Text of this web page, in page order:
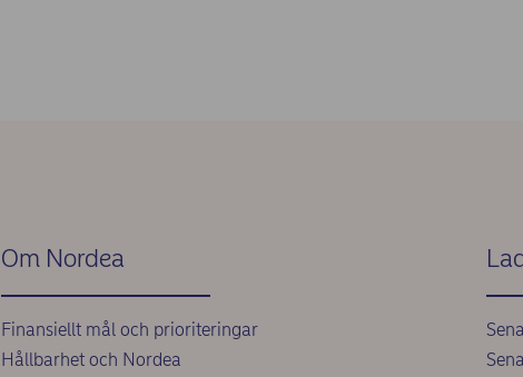
Om Nordea
Finansiellt mål och prioriteringar
Hållbarhet och Nordea